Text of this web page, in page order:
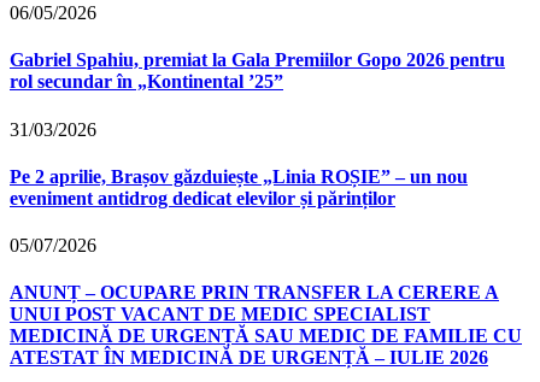
06/05/2026
Gabriel Spahiu, premiat la Gala Premiilor Gopo 2026 pentru
rol secundar în „Kontinental ’25”
31/03/2026
Pe 2 aprilie, Brașov găzduiește „Linia ROȘIE” – un nou
eveniment antidrog dedicat elevilor și părinților
05/07/2026
ANUNȚ – OCUPARE PRIN TRANSFER LA CERERE A
UNUI POST VACANT DE MEDIC SPECIALIST
MEDICINĂ DE URGENȚĂ SAU MEDIC DE FAMILIE CU
ATESTAT ÎN MEDICINĂ DE URGENȚĂ – IULIE 2026